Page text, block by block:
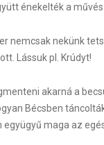
énekelték a
nemcsak nekünk
Lássuk pl. Krúdyt!
akarná a
Bécsben
maga az